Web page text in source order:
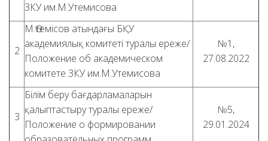
ЗКУ им.М.Утемисова
2
М.Өтемісов атындағы БҚУ
академиялық комитеті туралы ереже/
Положение об академическом
комитете ЗКУ им.М.Утемисова
№1,
27.08.2022
3
Білім беру бағдарламаларын
қалыптастыру туралы ереже/
Положение о формировании
№5,
29.01.2024